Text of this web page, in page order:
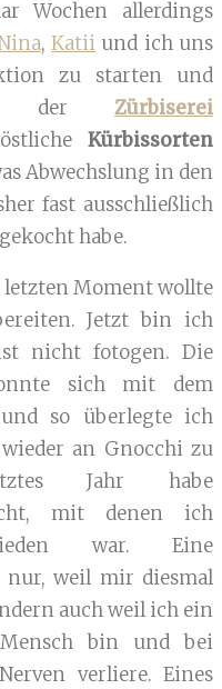
Wochen allerdings
,Katii und ich uns
zu starten und
der Zürbiserei
Kürbissorten
Abwechslung in den
fast ausschließlich
habe.
letzten Moment wollte
Jetzt bin ich
nicht fotogen. Die
sich mit dem
so überlegte ich
an Gnocchi zu
Jahr habe
mit denen ich
war. Eine
nur, weil mir diesmal
auch weil ich ein
bin und bei
verliere. Eines